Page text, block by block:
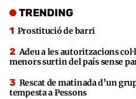
TRENDING
Prostitució de barri
Adeu a les autoritzacions
menors surtin del país sense
Rescat de matinada d’un
tempesta a Pessons